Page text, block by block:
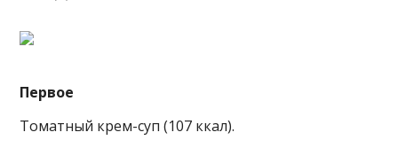
Первое
Томатный крем-суп (107 ккал).